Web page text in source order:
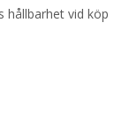
hållbarhet vid köp